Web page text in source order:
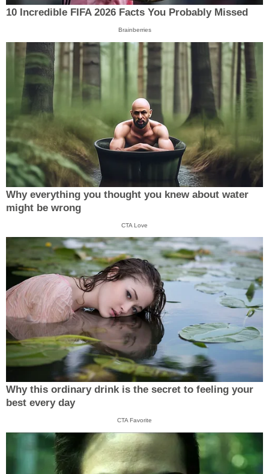
10 Incredible FIFA 2026 Facts You Probably Missed
Brainberries
Why everything you thought you knew about water
might be wrong
CTA Love
Why this ordinary drink is the secret to feeling your
best every day
CTA Favorite